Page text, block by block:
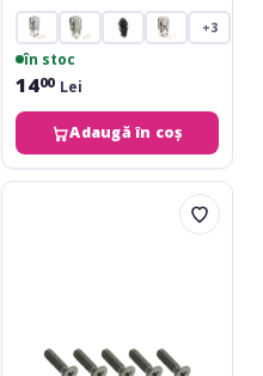
+3
în stoc
1400 Lei
Adaugă în coș
Adam